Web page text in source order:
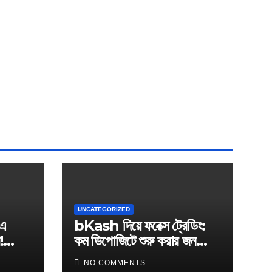
UNCATEGORIZED
bKash দিয়ে ফরেক্স ট্রেডিং:
কম ডিপোজিটে শুরু করার জনপ্রিয়
ব্রোকার তালিকা
NO COMMENTS